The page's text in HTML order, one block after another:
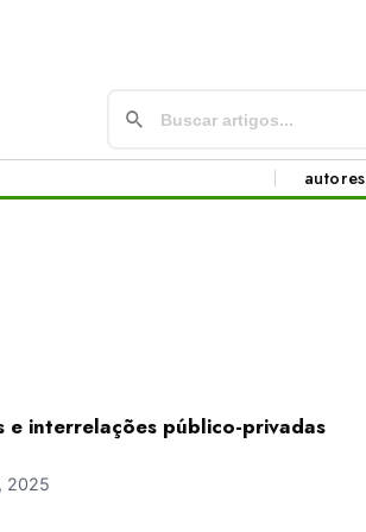
autores
e interrelações público-privadas
2025